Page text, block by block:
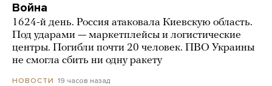
Война
1624-й день. Россия атаковала Киевскую область.
Под ударами — маркетплейсы и логистические
центры. Погибли почти 20 человек. ПВО Украины
не смогла сбить ни одну ракету
НОВОСТИ 19 часов назад